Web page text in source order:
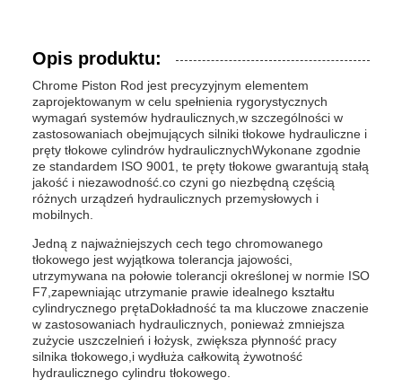
Opis produktu:
Chrome Piston Rod jest precyzyjnym elementem
zaprojektowanym w celu spełnienia rygorystycznych
wymagań systemów hydraulicznych,w szczególności w
zastosowaniach obejmujących silniki tłokowe hydrauliczne i
pręty tłokowe cylindrów hydraulicznychWykonane zgodnie
ze standardem ISO 9001, te pręty tłokowe gwarantują stałą
jakość i niezawodność.co czyni go niezbędną częścią
różnych urządzeń hydraulicznych przemysłowych i
mobilnych.
Jedną z najważniejszych cech tego chromowanego
tłokowego jest wyjątkowa tolerancja jajowości,
utrzymywana na połowie tolerancji określonej w normie ISO
F7,zapewniając utrzymanie prawie idealnego kształtu
cylindrycznego prętaDokładność ta ma kluczowe znaczenie
w zastosowaniach hydraulicznych, ponieważ zmniejsza
zużycie uszczelnień i łożysk, zwiększa płynność pracy
silnika tłokowego,i wydłuża całkowitą żywotność
hydraulicznego cylindru tłokowego.